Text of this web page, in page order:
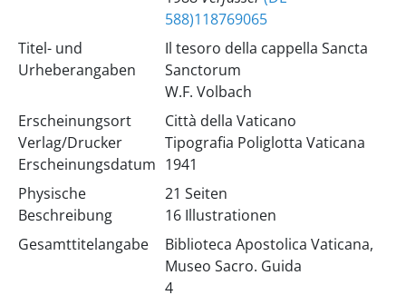
588)118769065
Titel- und
Urheberangaben
Il tesoro della cappella Sancta
Sanctorum
W.F. Volbach
Erscheinungsort
Verlag/Drucker
Erscheinungsdatum
Città della Vaticano
Tipografia Poliglotta Vaticana
1941
Physische
Beschreibung
21 Seiten
16 Illustrationen
Gesamttitelangabe
Biblioteca Apostolica Vaticana,
Museo Sacro. Guida
4